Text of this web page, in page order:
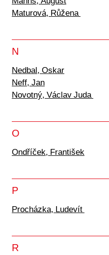
Maturová, Růžena
N
Nedbal, Oskar
Neff, Jan
Novotný, Václav Juda
O
Ondříček, František
P
Procházka, Ludevít
R